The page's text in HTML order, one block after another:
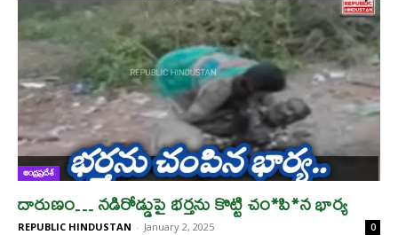
ఆంధ్రప్రదేశ్
దారుణం… నడిరోడ్డుపై భర్తను కొట్టి చం*పి*న భార్య
REPUBLIC HINDUSTAN - January 2, 2025 0